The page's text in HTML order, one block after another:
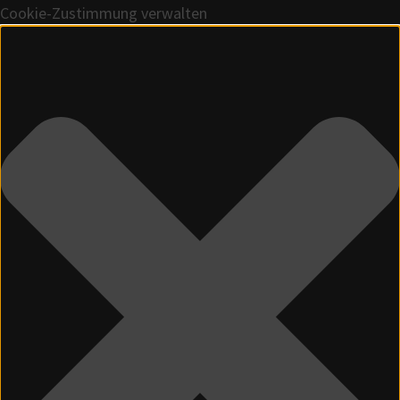
Cookie-Zustimmung verwalten